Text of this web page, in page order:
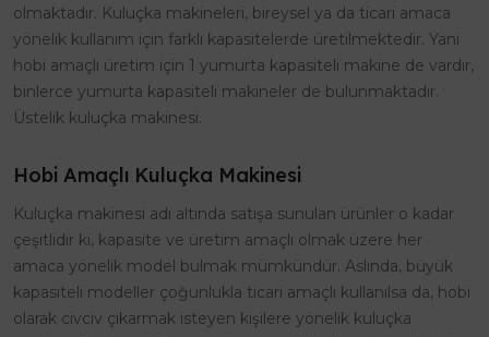
olmaktadır. Kuluçka makineleri, bireysel ya da ticari amaca
yönelik kullanım için farklı kapasitelerde üretilmektedir. Yani
hobi amaçlı üretim için 1 yumurta kapasiteli makine de vardır,
binlerce yumurta kapasiteli makineler de bulunmaktadır.
Üstelik kuluçka makinesi.
Hobi Amaçlı Kuluçka Makinesi
Kuluçka makinesi adı altında satışa sunulan ürünler o kadar
çeşitlidir ki, kapasite ve üretim amaçlı olmak üzere her
amaca yönelik model bulmak mümkündür. Aslında, büyük
kapasiteli modeller çoğunlukla ticari amaçlı kullanılsa da, hobi
olarak civciv çıkarmak isteyen kişilere yönelik kuluçka